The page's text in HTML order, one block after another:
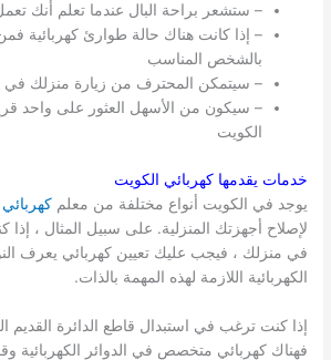
– ستشعر براحة البال عندما تعلم أنك
– إذا كانت هناك حالة طوارئ كهربائية
بالشخص المناسب
– سيتمكن المحترف من زيارة منزلك في
– سيكون من الأسهل العثور على واحد
الكويت
خدمات يقدمها كهربائي الكويت
يوجد في الكويت أنواع مختلفة من معلمكهربائي
لإصلاح أجهزتك المنزلية. على سبيل المثال ، إذا
في منزلك ، فيجب عليك تعيين كهربائي يعرف
الكهربائية اللازمة لهذه المهمة بالذات.
إذا كنت ترغب في استبدال قاطع الدائرة القديم
فهناك كهربائي متخصص في الدوائر الكهربائية